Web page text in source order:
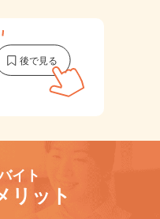
イト
リット